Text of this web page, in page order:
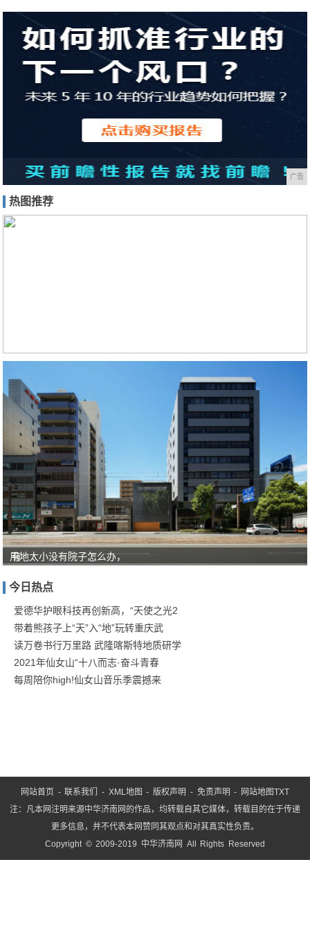
广告
热图推荐
有
对
“教
育
就
是
服
用地太小没有院子怎么办，
今日热点
爱德华护眼科技再创新高，“天使之光2
带着熊孩子上“天”入“地”玩转重庆武
读万卷书行万里路 武隆喀斯特地质研学
2021年仙女山“十八而志·奋斗青春
每周陪你high!仙女山音乐季震撼来
网站首页 -联系我们 - XML地图 -版权声明 - 免责声明 - 网站地图TXT
注：凡本网注明来源中华济南网的作品，均转载自其它媒体，转载目的在于传递
更多信息，并不代表本网赞同其观点和对其真实性负责。
Copyright © 2009-2019 中华济南网 All Rights Reserved